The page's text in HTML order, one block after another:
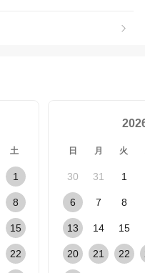
土
1
8
15
22
日 月 火
30 31 1
6 7 8
13 14 15
20 21 22